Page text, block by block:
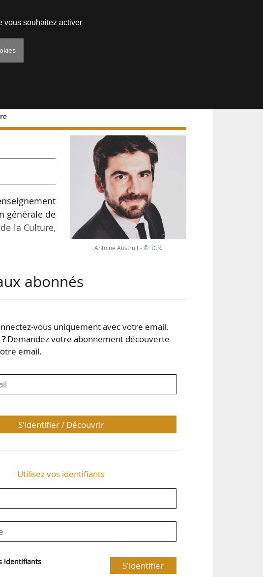
et
générale de
la Culture,
la Culture
nationale à
Antoine Austruit - © D.R.
abonnés
vous uniquement avec votre email.
Demandez votre abonnement découverte
email.
S'identifier / Découvrir
Utilisez vos identifiants
identifiants S'identifier
vous souhaitez activer